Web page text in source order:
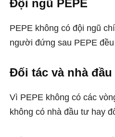
Đội ngũ PEPE
PEPE không có đội ngũ
người đứng sau PEPE
Đối tác và nhà đầu
Vì PEPE không có các
không có nhà đầu tư hay